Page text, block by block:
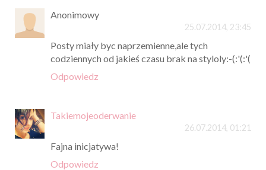
Anonimowy
25.07.2014, 23:45
Posty miały byc naprzemienne,ale tych
codziennych od jakieś czasu brak na styloly:-(:'(:'(
Odpowiedz
Takiemojeoderwanie
26.07.2014, 01:21
Fajna inicjatywa!
Odpowiedz